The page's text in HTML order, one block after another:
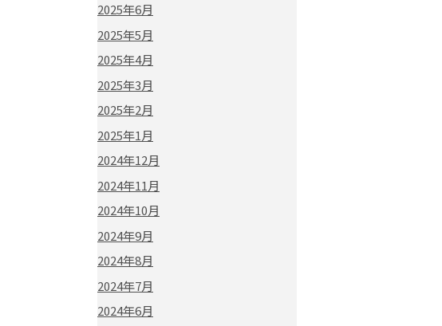
2025年6月
2025年5月
2025年4月
2025年3月
2025年2月
2025年1月
2024年12月
2024年11月
2024年10月
2024年9月
2024年8月
2024年7月
2024年6月